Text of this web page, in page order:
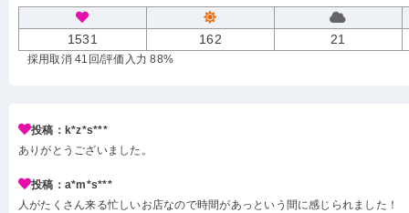
1531 162 21
採用取消 41回/評価入力 88%
投稿：k*z*s***
ありがとうございました。
投稿：a*m*s***
人がたくさん来る忙しいお店なので時間があっという間に感じられました！